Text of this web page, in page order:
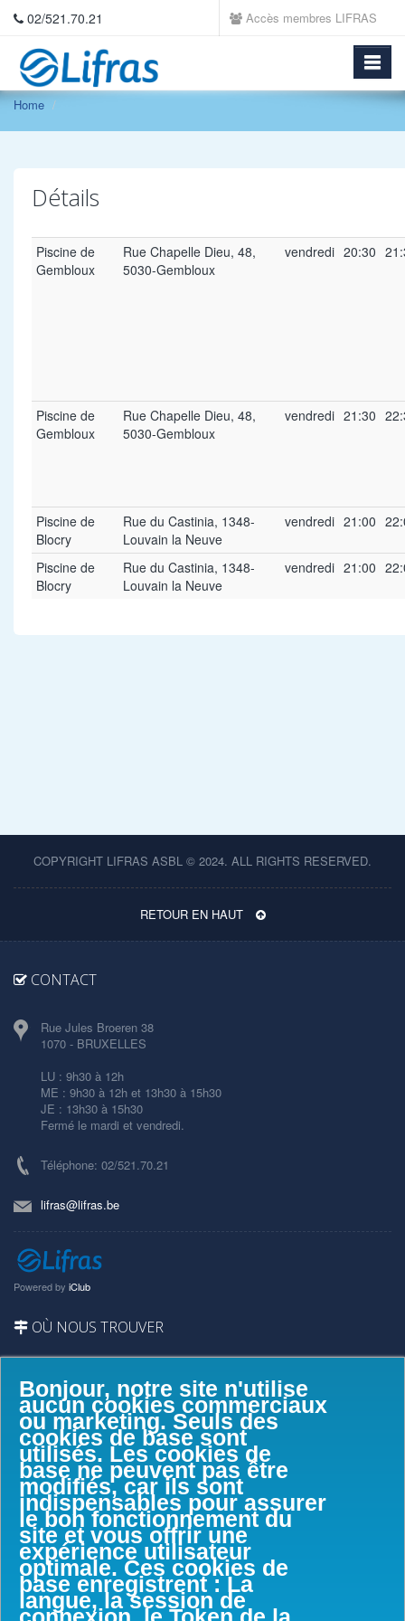
Bonjour, notre site n'utilise
aucun cookies commerciaux
ou marketing. Seuls des
cookies de base sont
utilisés. Les cookies de
base ne peuvent pas être
modifiés, car ils sont
indispensables pour assurer
le bon fonctionnement du
site et vous offrir une
expérience utilisateur
optimale. Ces cookies de
base enregistrent : La
langue, la session de
02/521.70.21 Accès membres LIFRAS
Home
Détails
Piscine de
Gembloux
Rue Chapelle Dieu, 48,
5030-Gembloux
vendredi 20:30
Piscine de
Gembloux
Rue Chapelle Dieu, 48,
5030-Gembloux
vendredi 21:30
Piscine de
Blocry
Rue du Castinia, 1348-
Louvain la Neuve
vendredi 21:00
Piscine de
Blocry
Rue du Castinia, 1348-
Louvain la Neuve
vendredi 21:00
COPYRIGHT LIFRAS ASBL © 2024. ALL RIGHTS RESERVED.
RETOUR EN HAUT
CONTACT
Rue Jules Broeren 38
1070 - BRUXELLES
LU : 9h30 à 12h
ME : 9h30 à 12h et 13h30 à 15h30
JE : 13h30 à 15h30
Fermé le mardi et vendredi.
Téléphone: 02/521.70.21
lifras@lifras.be
Powered by iClub
OÙ NOUS TROUVER